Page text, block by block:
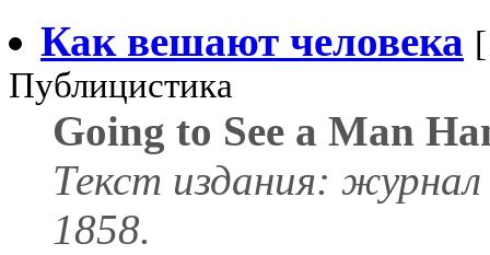
Как вешают человека
Публицистика
Going to See a Man
Текст издания:
1858.